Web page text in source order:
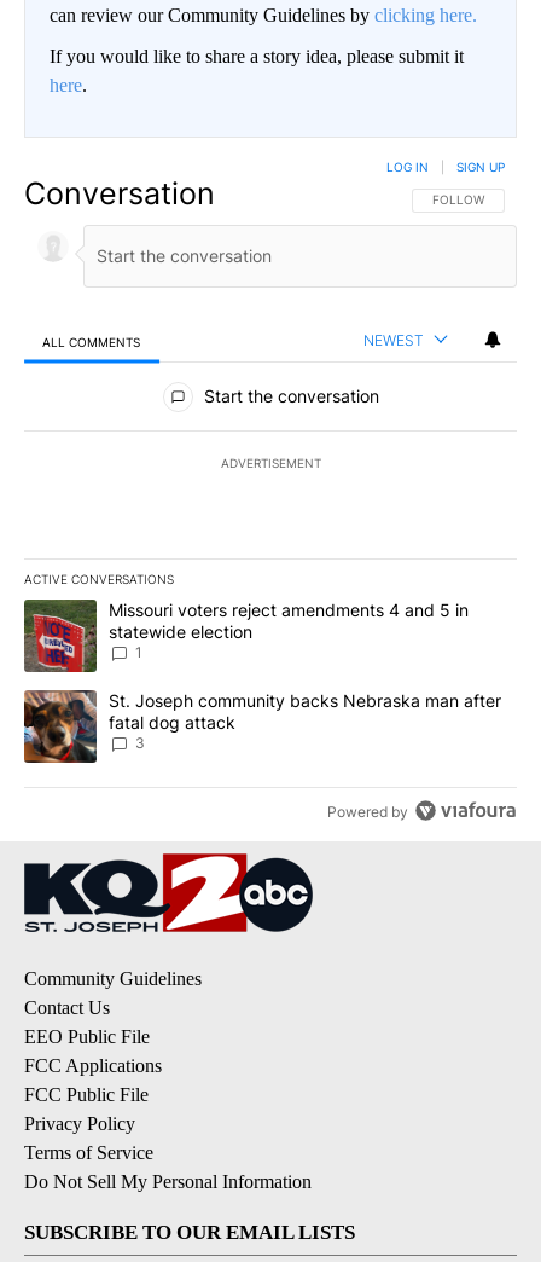
can review our Community Guidelines by clicking here.
If you would like to share a story idea, please submit it
here.
Conversation FOLLOW THIS
FOLLOW
LOG IN SIGN UP
ALL COMMENTS NEWEST
All Comments
Start the conversation
ADVERTISEMENT
ACTIVE CONVERSATIONS
The following is a list of the most commented articles in the last
A trending article titled "Missouri voters reject amendments 4
Missouri voters reject amendments 4 and 5 in
statewide election
1
A trending article titled "St. Joseph community backs
St. Joseph community backs Nebraska man after
fatal dog attack
3
Powered by
Community Guidelines
Contact Us
EEO Public File
FCC Applications
FCC Public File
Privacy Policy
Terms of Service
Do Not Sell My Personal Information
SUBSCRIBE TO OUR EMAIL LISTS